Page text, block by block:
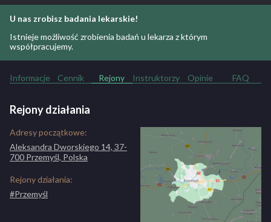
egzamin wewnętrzny praktyczny, materiały
szkoleniowe: Dostęp on-line do materiałów
Kurs na prawo jazdy kat.B Rozszerzony. 30h
szkolenia teoretycznego, 40h szkolenia
egzamin wewnętrzny praktyczny, materiały
Jazdy doszkalające 1h. Potrzebujesz więcej czasu ?
swoje umiejętności.
Jazdy doszkalające 10h. Czujesz, się niepewnie za
kółkiem? Potrzebujesz więcej czasu ? W pakiecie
taniej, skorzystaj z dodatkowych godzin jazd
doszkalających, aby szlifować swoje umiejętności.
650 zł
U nas zrobisz badania lekarskie!
Istnieje możliwość zrobienia badań u lekarza z którym
współpracujemy.
Informacje Cennik Rejony Instruktorzy Opinie FAQ
Rejony działania
Adresy początkowe:
Aleksandra Dworskiego 14, 37-
700 Przemyśl, Polska
Rejony działania:
#Przemyśl